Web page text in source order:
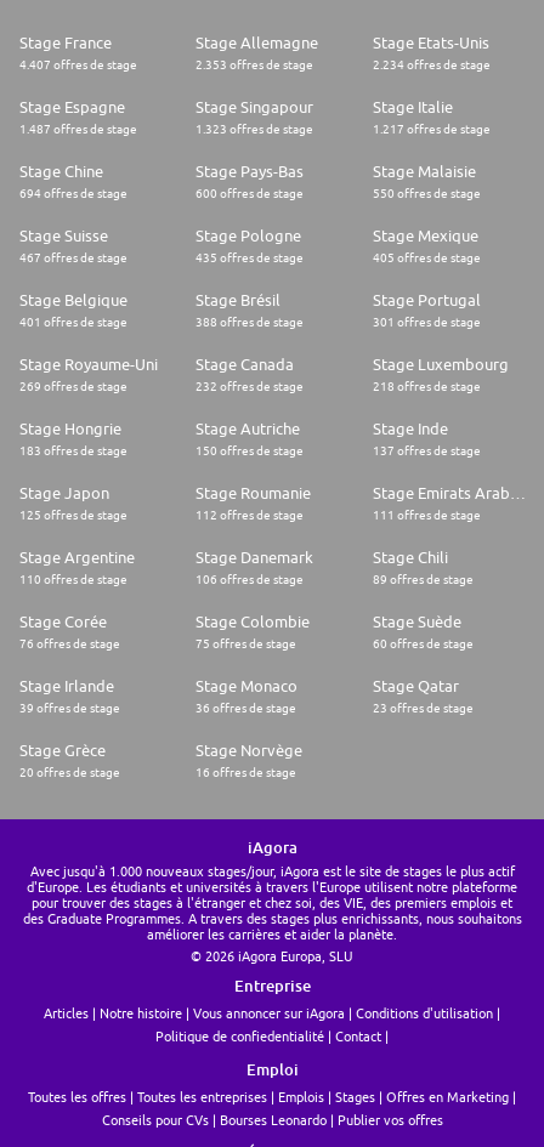
Stage France
4.407 offres de stage
Stage Allemagne
2.353 offres de stage
Stage Etats-Unis
2.234 offres de stage
Stage Espagne
1.487 offres de stage
Stage Singapour
1.323 offres de stage
Stage Italie
1.217 offres de stage
Stage Chine
694 offres de stage
Stage Pays-Bas
600 offres de stage
Stage Malaisie
550 offres de stage
Stage Suisse
467 offres de stage
Stage Pologne
435 offres de stage
Stage Mexique
405 offres de stage
Stage Belgique
401 offres de stage
Stage Brésil
388 offres de stage
Stage Portugal
301 offres de stage
Stage Royaume-Uni
269 offres de stage
Stage Canada
232 offres de stage
Stage Luxembourg
218 offres de stage
Stage Hongrie
183 offres de stage
Stage Autriche
150 offres de stage
Stage Inde
137 offres de stage
Stage Japon
125 offres de stage
Stage Roumanie
112 offres de stage 111 offres de stage
Stage Argentine
110 offres de stage
Stage Danemark
106 offres de stage
Stage Chili
89 offres de stage
Stage Corée
76 offres de stage
Stage Colombie
75 offres de stage
Stage Suède
60 offres de stage
Stage Irlande
39 offres de stage
Stage Monaco
36 offres de stage
Stage Qatar
23 offres de stage
Stage Grèce
20 offres de stage
Stage Norvège
16 offres de stage
iAgora
Avec jusqu'à 1.000 nouveaux stages/jour, iAgora est le site de stages le plus actif
d'Europe. Les étudiants et universités à travers l'Europe utilisent notre plateforme
pour trouver des stages à l'étranger et chez soi, des VIE, des premiers emplois et
des Graduate Programmes. A travers des stages plus enrichissants, nous souhaitons
améliorer les carrières et aider la planète.
© 2026 iAgora Europa, SLU
Entreprise
Articles Notre histoire Vous annoncer sur iAgora
Conditions d'utilisation
Politique de confiedentialité
Contact
Emploi
Toutes les offres Toutes les entreprises Emplois Stages
Offres en Marketing
Conseils pour CVs
Bourses Leonardo Publier vos offres